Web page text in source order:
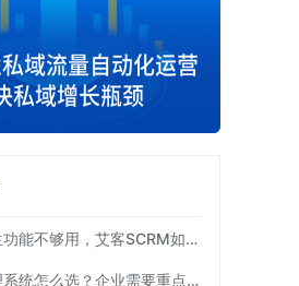
企业微信原生功能不够用，艾客SCRM如何补齐运营链路？
企业微信管理系统怎么选？企业需要重点考察这7项能力|艾客SCRM